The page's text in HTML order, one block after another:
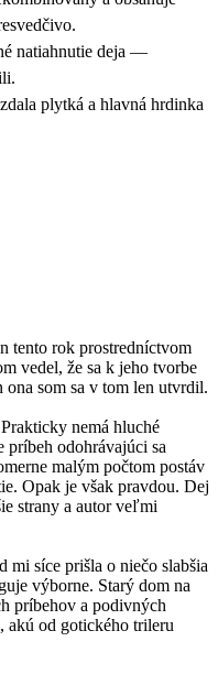
natiahnutie deja —
plytká a hlavná hrdinka
tento rok prostredníctvom
vedel, že sa k jeho tvorbe
som sa v tom len utvrdil.
nemá hluché
príbeh odohrávajúci sa
malým počtom postáv
Opak je však pravdou. Dej
strany a autor veľmi
mi síce prišla o niečo slabšia
výborne. Starý dom na
príbehov a podivných
akú od gotického trileru